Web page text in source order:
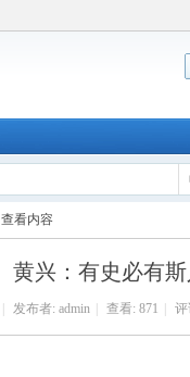
查看内容
黄兴：有史必有
发布者: admin 查看: 871 评